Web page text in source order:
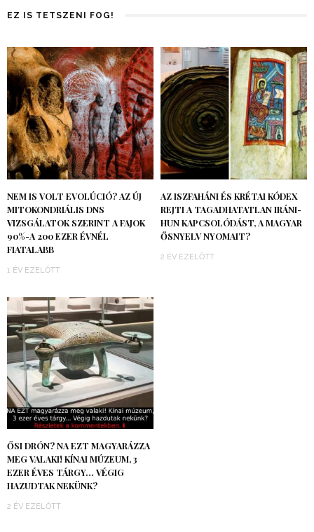
EZ IS TETSZENI FOG!
NEM IS VOLT EVOLÚCIÓ? AZ ÚJ
MITOKONDRIÁLIS DNS
VIZSGÁLATOK SZERINT A FAJOK
90%-A 200 EZER ÉVNÉL
FIATALABB
1 ÉV EZELŐTT
AZ ISZFAHÁNI ÉS KRÉTAI KÓDEX
REJTI A TAGADHATATLAN IRÁNI-
HUN KAPCSOLÓDÁST, A MAGYAR
ŐSNYELV NYOMAIT?
2 ÉV EZELŐTT
ŐSI DRÓN? NA EZT MAGYARÁZZA
MEG VALAKI! KÍNAI MÚZEUM, 3
EZER ÉVES TÁRGY… VÉGIG
HAZUDTAK NEKÜNK?
2 ÉV EZELŐTT